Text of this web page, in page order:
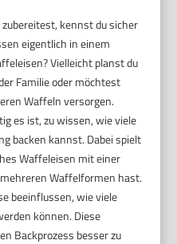
kennst du sicher
eigentlich in einem
Vielleicht planst du
Familie oder möchtest
Waffeln versorgen.
es ist, zu wissen, wie viele
backen kannst. Dabei spielt
Waffeleisen mit einer
Waffelformen hast.
beeinflussen, wie viele
können. Diese
Backprozess besser zu